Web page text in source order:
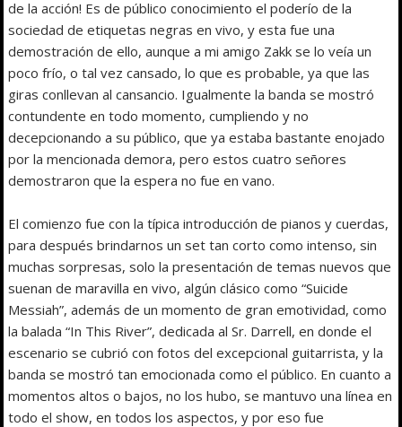
de la acción! Es de público conocimiento el poderío de la
sociedad de etiquetas negras en vivo, y esta fue una
demostración de ello, aunque a mi amigo Zakk se lo veía un
poco frío, o tal vez cansado, lo que es probable, ya que las
giras conllevan al cansancio. Igualmente la banda se mostró
contundente en todo momento, cumpliendo y no
decepcionando a su público, que ya estaba bastante enojado
por la mencionada demora, pero estos cuatro señores
demostraron que la espera no fue en vano.
El comienzo fue con la típica introducción de pianos y cuerdas,
para después brindarnos un set tan corto como intenso, sin
muchas sorpresas, solo la presentación de temas nuevos que
suenan de maravilla en vivo, algún clásico como “Suicide
Messiah”, además de un momento de gran emotividad, como
la balada “In This River”, dedicada al Sr. Darrell, en donde el
escenario se cubrió con fotos del excepcional guitarrista, y la
banda se mostró tan emocionada como el público. En cuanto a
momentos altos o bajos, no los hubo, se mantuvo una línea en
todo el show, en todos los aspectos, y por eso fue